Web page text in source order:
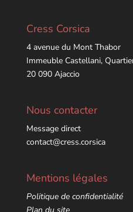
Cress Corsica
4 avenue du Mont Thabor
Immeuble Castellani,
20 090 Ajaccio
Nous contacter
Message direct
contact@cress.corsica
Mentions légales
Politique de confidentialité